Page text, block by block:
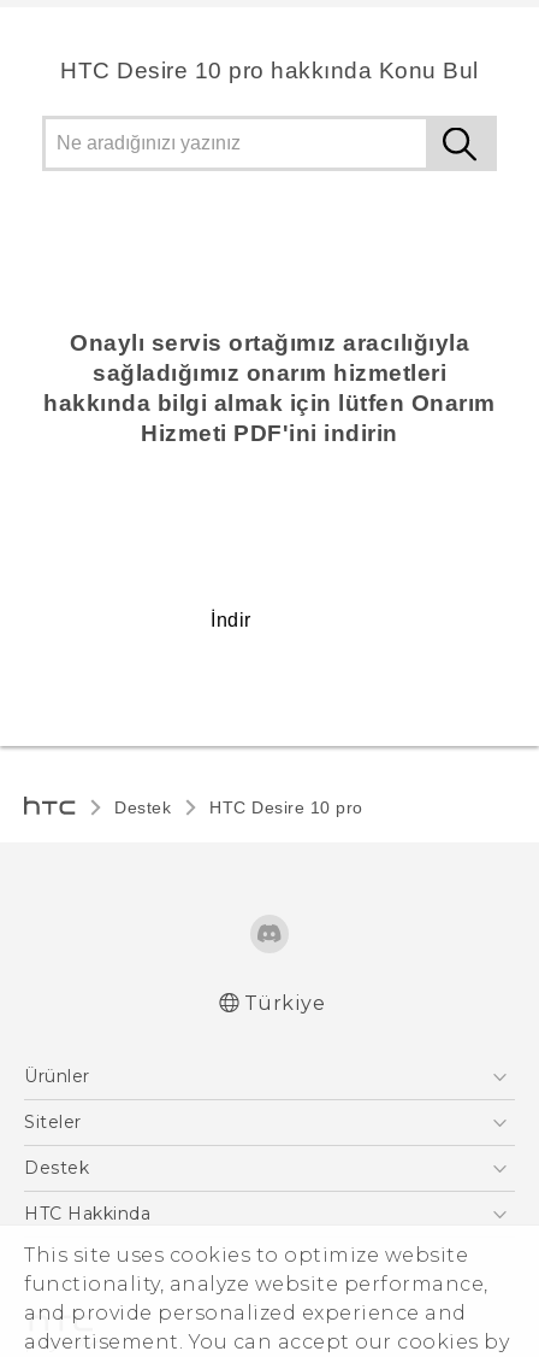
This site uses cookies to optimize website
functionality, analyze website performance,
and provide personalized experience and
advertisement. You can accept our cookies by
HTC Desire 10 pro hakkında Konu Bul
Onaylı servis ortağımız aracılığıyla
sağladığımız onarım hizmetleri
hakkında bilgi almak için lütfen Onarım
Hizmeti PDF'ini indirin
İndir
Destek HTC Desire 10 pro‎
Türkiye
Ürünler
Akıllı Telefonlar
VIVE
Siteler
HTC Dev
Destek
Destek Merkezi
HTC Hakkinda
ESG
Yatırımcı (İNGİLİZCE)
Gizlilik Politikası